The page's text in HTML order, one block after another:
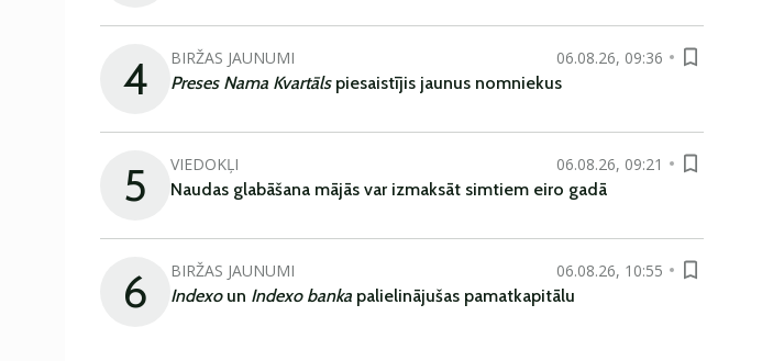
4 BIRŽAS JAUNUMI
06.08.26, 09:36
Preses Nama Kvartāls piesaistījis jaunus nomniekus
5 VIEDOKĻI
06.08.26, 09:21
Naudas glabāšana mājās var izmaksāt simtiem eiro gadā
6 BIRŽAS JAUNUMI
06.08.26, 10:55
Indexoun Indexo banka palielinājušas pamatkapitālu